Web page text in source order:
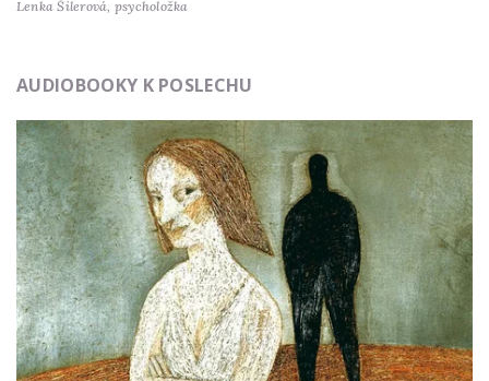
Lenka Šilerová, psycholožka
AUDIOBOOKY K POSLECHU